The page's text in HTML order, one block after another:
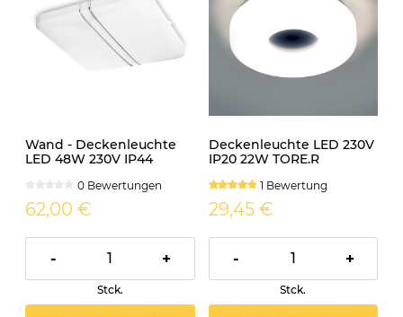
Wand - Deckenleuchte
LED 48W 230V IP44
0 Bewertungen
62,00 €
- +
Stck.
Deckenleuchte LED 230V
IP20 22W TORE.R
1 Bewertung
29,45 €
- +
Stck.